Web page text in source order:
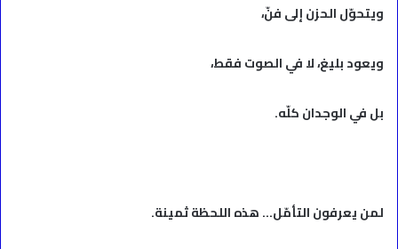
ويتحوّل الحزن إلى فنّ،
ويعود بليغ، لا في الصوت فقط،
بل في الوجدان كلّه.
لمن يعرفون التأمّل… هذه اللحظة ثمينة.